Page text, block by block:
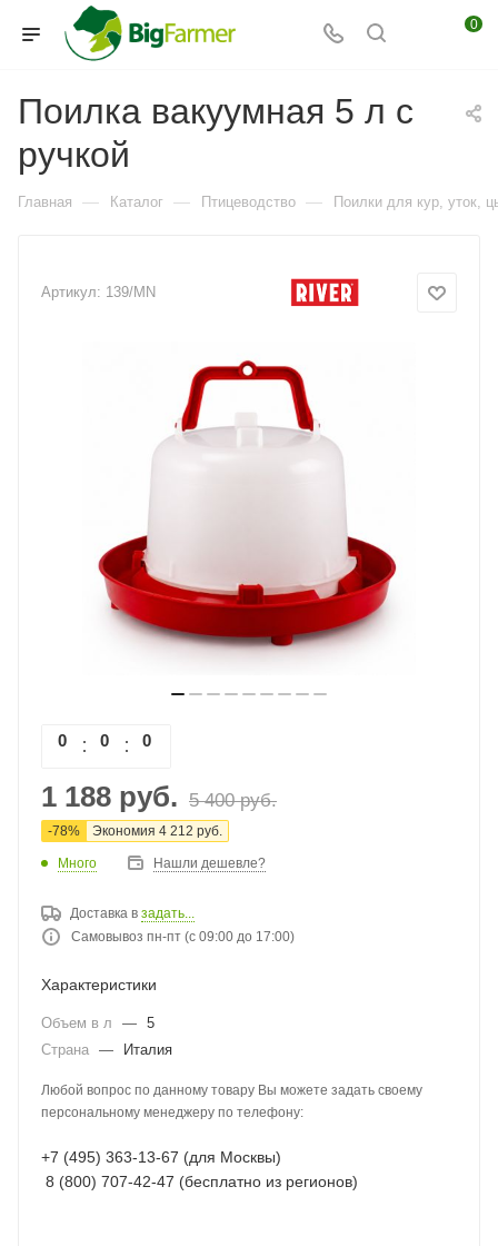
0
Поилка вакуумная 5 л с
ручкой
Главная — Каталог — Птицеводство — Поилки для кур, уток,
Артикул: 139/MN
0 0 0
1 188 руб. 5 400руб.
-78% Экономия 4 212 руб.
Много Нашли дешевле?
Доставка в задать...
Самовывоз пн-пт (с 09:00 до 17:00)
Характеристики
Объем в л — 5
Страна — Италия
Любой вопрос по данному товару Вы можете задать своему
персональному менеджеру по телефону:
+7 (495) 363-13-67 (для Москвы)
8 (800) 707-42-47 (бесплатно из регионов)